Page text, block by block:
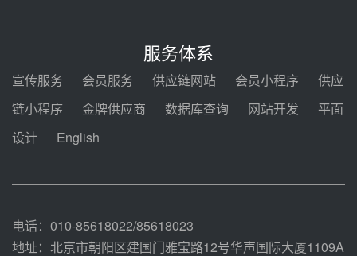
目海南州香加#1储能工程EPC总承
包项目设备采购
河北金悦弘千中标重能新疆天山北
麓100MW光热发电项目用“碳钢、
100MW光热发电项目管件采购
服务体系
宣传服务 会员服务 供应链网站 会员小程序
供应
链小程序
金牌供应商 数据库查询 网站开发
平面
设计
English
电话：010-85618022/85618023
地址：北京市朝阳区建国门雅宝路12号华声国际大厦1109A